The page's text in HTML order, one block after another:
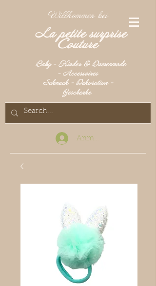
Willkommen bei
La petite surprise
Couture
Baby - Kinder & Damenmode
- Accessoires
Schmuck - Dekoration -
Geschenke
Anmelden